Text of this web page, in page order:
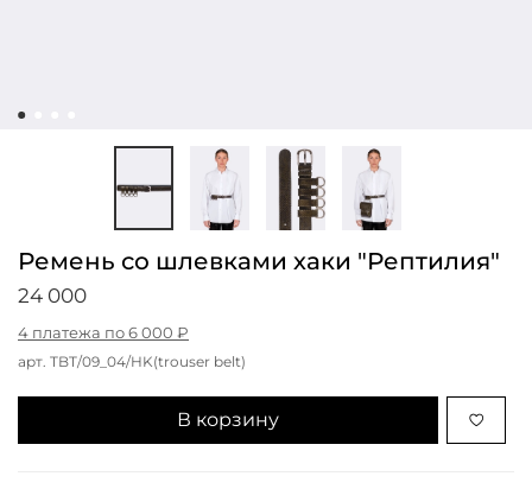
арт. TBT/09_04/HK(trouser belt)
Ремень со шлевками хаки "Рептилия"
24 000
4 платежа по 6 000 ₽
В корзину